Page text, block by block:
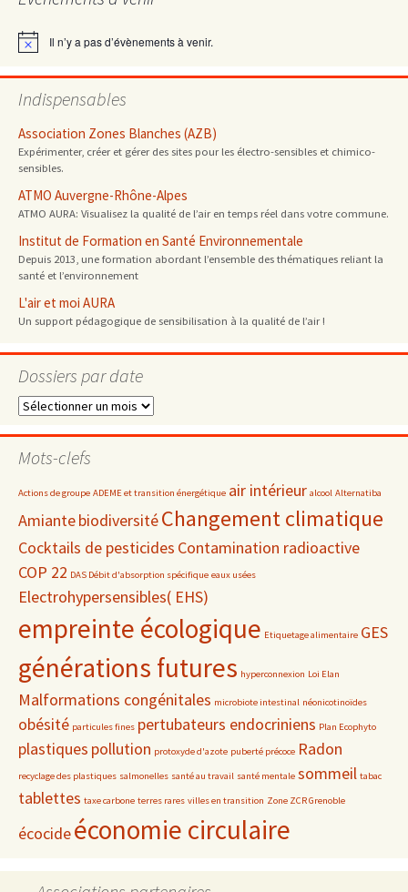
articles
Notice Il n’y a pas d’évènements à venir.
Indispensables
Association Zones Blanches (AZB)
Expérimenter, créer et gérer des sites pour les électro-sensibles et chimico-
sensibles.
ATMO Auvergne-Rhône-Alpes
ATMO AURA: Visualisez la qualité de l’air en temps réel dans votre commune.
Institut de Formation en Santé Environnementale
Depuis 2013, une formation abordant l’ensemble des thématiques reliant la
santé et l’environnement
L'air et moi AURA
Un support pédagogique de sensibilisation à la qualité de l’air !
Dossiers par date
Dossiers
date
Mots-clefs
Actions de groupe ADEME et transition énergétique air intérieur alcool Alternatiba
AmiantebiodiversitéChangement climatique
Cocktails de pesticides Contamination radioactive
COP 22 DAS Débit d'absorption spécifique eaux usées
Electrohypersensibles( EHS)
empreinte écologique Etiquetage alimentaire GES
générations futures hyperconnexion Loi Elan
Malformations congénitales microbiote intestinal néonicotinoïdes
obésité particules fines pertubateurs endocriniens Plan Ecophyto
plastiques pollution protoxyde d'azote puberté précoce Radon
recyclage des plastiques salmonelles santé au travail santé mentale sommeil tabac
tablettes taxe carbone terres rares villes en transition Zone ZCR Grenoble
écocideéconomie circulaire